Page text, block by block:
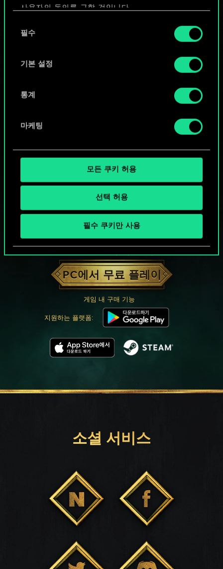
사용자의 동의를 구할 것입니다.
쿠키 사용에 관한 세부 사항이나 관련 설정은 아래의
필수
기본 설정
통계
마케팅
모든 쿠키 허용
선택 허용
필수 쿠키만 사용
궨트 한 판 어떠신가요?
PC에서 무료 플레이
게임 내 구매 기능
지원하는 플랫폼:
소셜 서비스